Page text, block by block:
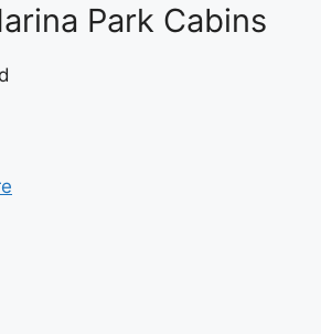
Park Cabins